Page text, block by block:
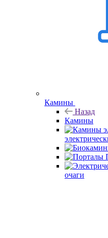
Камины
Назад
Камины
очаги